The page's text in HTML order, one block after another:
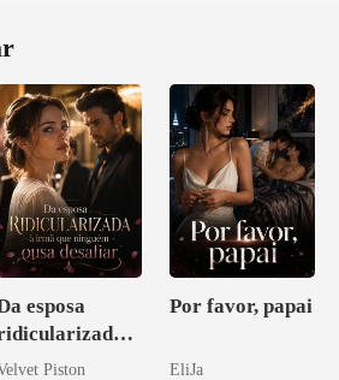
esposa
à
que
Piston
Por favor, papai
EliJa